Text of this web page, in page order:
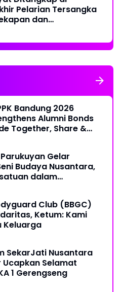
Pelarian Tersangka
dan
Bandung 2026
Alumni Bonds
Together, Share &
Gelar
Budaya Nusantara,
dalam
Club (BBGC)
Ketum: Kami
Keluarga
SekarJati Nusantara
Ucapkan Selamat
1 Gerengseng